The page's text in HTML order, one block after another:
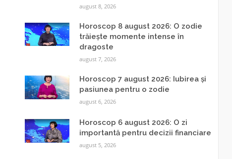
august 8, 2026
Horoscop 8 august 2026: O zodie
trăiește momente intense în
dragoste
august 7, 2026
Horoscop 7 august 2026: Iubirea și
pasiunea pentru o zodie
august 6, 2026
Horoscop 6 august 2026: O zi
importantă pentru decizii financiare
august 5, 2026